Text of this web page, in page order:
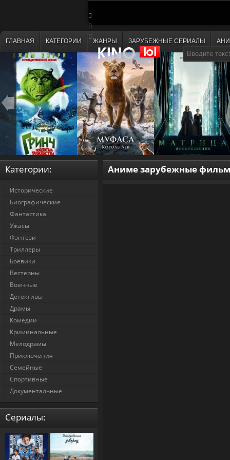
ГЛАВНАЯ КАТЕГОРИИ ЖАНРЫ ЗАРУБЕЖНЫЕ СЕРИАЛЫ
Аниме зарубежные
Категории:
Исторические
Биографические
Фантастика
Ужасы
Фэнтези
Триллеры
Боевики
Вестерны
Военные
Детективы
Драмы
Комедии
Криминальные
Мелодрамы
Приключения
Семейные
Спортивные
Документальные
Cериалы: